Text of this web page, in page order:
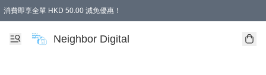
消費即享全單 HKD 50.00 減免優惠！
Neighbor Digital